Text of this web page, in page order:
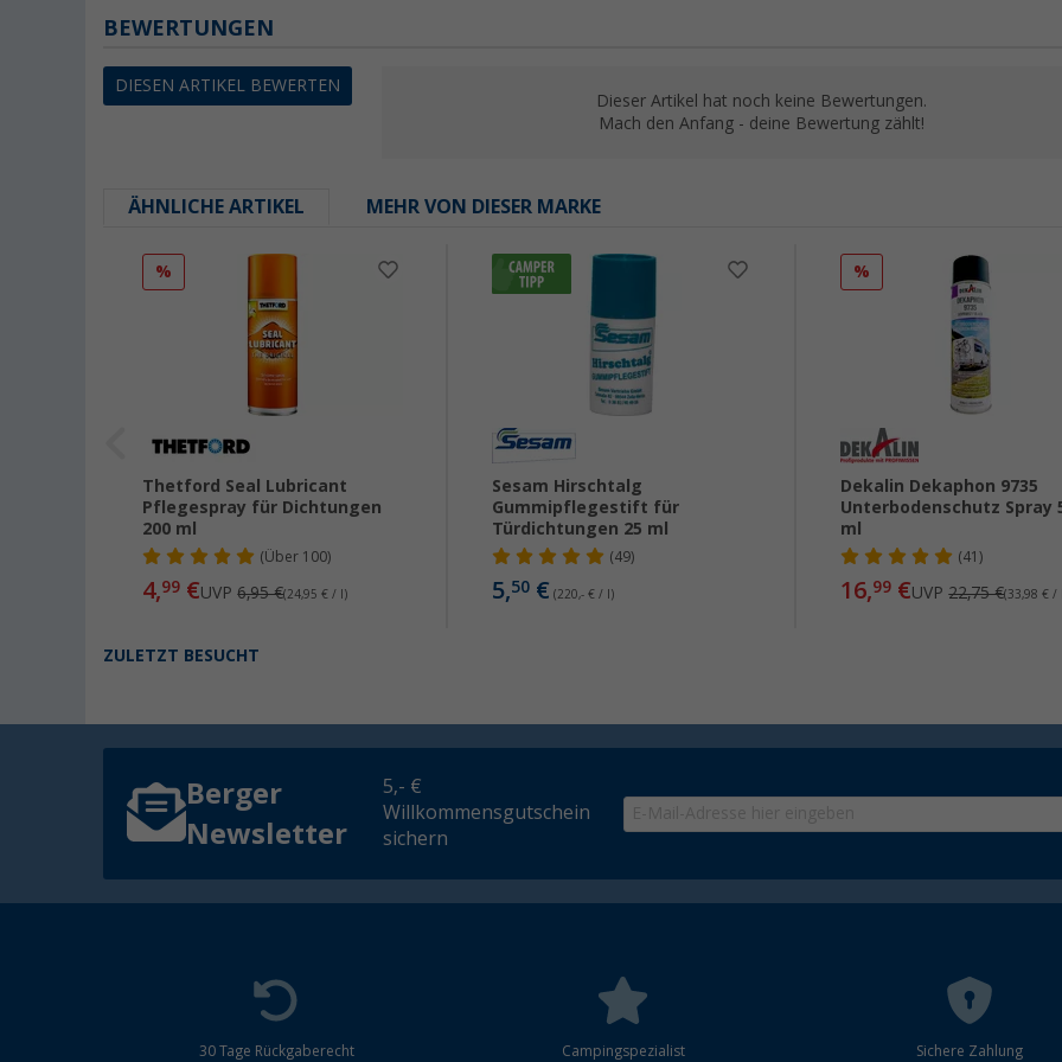
BEWERTUNGEN
DIESEN ARTIKEL BEWERTEN
Dieser Artikel hat noch keine Bewertungen.
Mach den Anfang - deine Bewertung zählt!
ÄHNLICHE ARTIKEL MEHR VON DIESER MARKE
%
Thetford Seal Lubricant
Pflegespray für Dichtungen
200 ml
(Über 100)
4,99 €UVP6,95 €(24,95 € / l)
Sesam Hirschtalg
Gummipflegestift für
Türdichtungen 25 ml
(49)
5,50€ (220,- € / l)
%
Dekalin Dekaphon 9735
Unterbodenschutz Spray
ml
(41)
16,99 €UVP22,75 €(33,98 € /
ZULETZT BESUCHT
Berger
Newsletter
5,- €
Willkommensgutschein
sichern
30 Tage Rückgaberecht Campingspezialist Sichere Zahlung